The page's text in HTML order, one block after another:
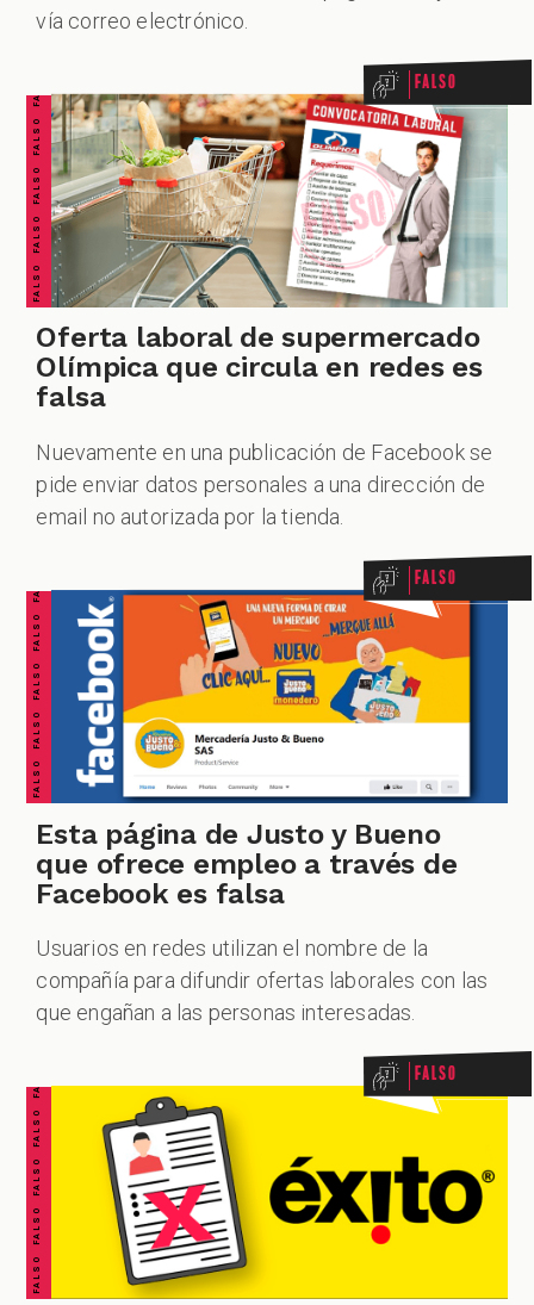
vía correo electrónico.
FALSO FALSO FALSO FALSO FALSO FALSO FALSO Falso
Oferta laboral de supermercado
Olímpica que circula en redes es
falsa
Nuevamente en una publicación de Facebook se
pide enviar datos personales a una dirección de
email no autorizada por la tienda.
FALSO FALSO FALSO FALSO FALSO FALSO FALSO Falso
Esta página de Justo y Bueno
que ofrece empleo a través de
Facebook es falsa
Usuarios en redes utilizan el nombre de la
compañía para difundir ofertas laborales con las
que engañan a las personas interesadas.
FALSO FALSO FALSO FALSO FALSO FALSO FALSO Falso